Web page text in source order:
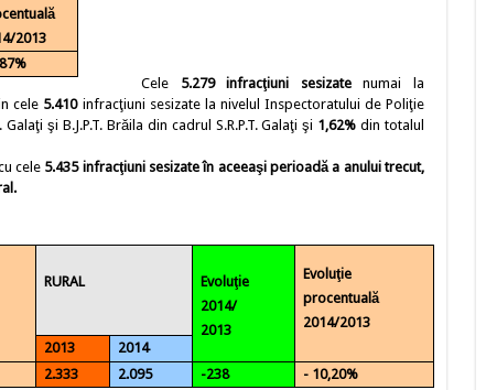
2013
Cele 5.279 infracţiuni sesizatenumai la
cele 5.410 infracţiuni sesizate la nivelul Inspectoratului de Poliţie
şi B.J.P.T. Brăila din cadrul S.R.P.T. Galaţi şi 1,62%din totalul
cele 5.435 infracţiuni sesizate în aceeaşi perioadă a anului trecut,
RURAL
Evoluţie
2014/
2013
Evoluţie
procentuală
2014/2013
2013
2014
2.333 2.095 -238 - 10,20%